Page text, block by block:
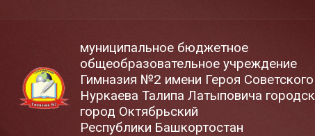
муниципальное бюджетное
общеобразовательное учреждение
Гимназия №2 имени Героя
Нуркаева Талипа Латыповича
город Октябрьский
Республики Башкортостан